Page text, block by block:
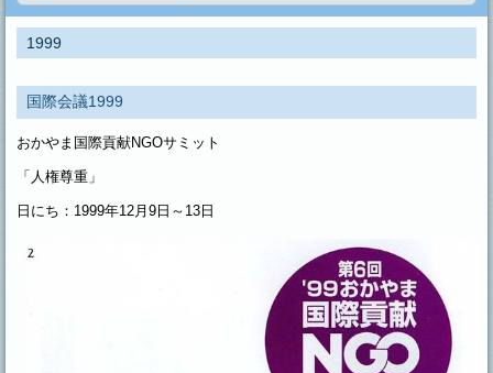
1999
国際会議1999
おかやま国際貢献NGOサミット
「人権尊重」
日にち：1999年12月9日～13日